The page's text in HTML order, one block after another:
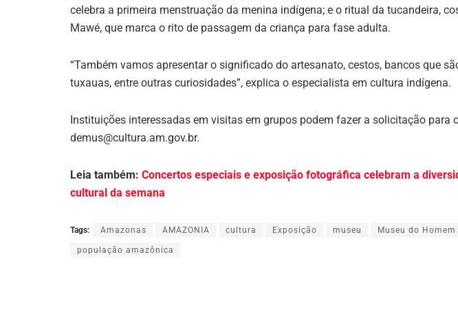
celebra a primeira menstruação da menina indígena; e o ritual da tucandeira,
Mawé, que marca o rito de passagem da criança para fase adulta.
“Também vamos apresentar o significado do artesanato, cestos, bancos que
tuxauas, entre outras curiosidades”, explica o especialista em cultura indígena.
Instituições interessadas em visitas em grupos podem fazer a solicitação para
demus@cultura.am.gov.br.
Leia também: Concertos especiais e exposição fotográfica celebram a
cultural da semana
Tags: Amazonas AMAZONIA cultura Exposição museu Museu do
população amazônica